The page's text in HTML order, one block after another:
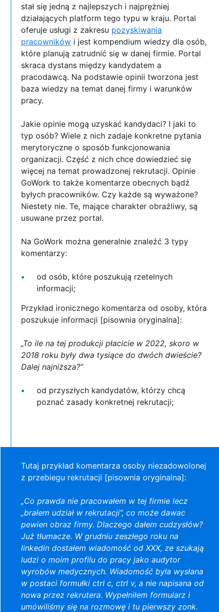
stał się jedną z najlepszych i najprężniej
działających platform tego typu w kraju. Portal
oferuje usługi z zakresu pozyskiwania
pracowników i jest kompendium wiedzy dla osób,
które planują zatrudnić się w danej firmie. Portal
skraca dystans między kandydatem a
pracodawcą. Na podstawie opinii tworzona jest
baza wiedzy na temat danej firmy i warunków
pracy.
Jakie opinie mogą uzyskać kandydaci? I jaki to
typ osób? Wiele z nich zadaje konkretne pytania
merytoryczne o sposób funkcjonowania
organizacji. Część z nich chce dowiedzieć się
więcej na temat prowadzonej rekrutacji. Opinie
GoWork to także komentarze obecnych bądź
byłych pracowników. Czy każde są wyważone?
Niestety nie. Te, mające charakter obraźliwy, są
usuwane przez portal.
Na GoWork można generalnie znaleźć 3 typy
komentarzy:
od osób, które poszukują rzetelnych
informacji;
Przykład ironicznego komentarza od osoby, która
poszukuje informacji [pisownia oryginalna]:
„To ile na tej produkcji płacicie w 2022, skoro w
2018 roku były dwa tysiące do dwóch dwieście?
Dalej najniższa?”
od przyszłych kandydatów, którzy chcą
poznać zasady konkretnej rekrutacji;
Tutaj przykład komentarza osoby niezadowolonej
z przebiegu rekrutacji [pisownia oryginalna]:
„Co prawda nie pracowałem w tej firmie lecz
„brałem udział w rekrutacji”, co może dawac
pewien obraz firmy. Dlaczego dałem cudzysłów?
Już tłumacze. W grudniu zeszłego roku na
linkedin dostałem wiadomość od XXX, ze szukają
ludzi o moim profilu do pracy jako audytor
wyrobów medycznych. Wiadomość była wysłana
w postaci formułki ctrl c, ctrl v, a nie napisana od
nowa przez rekrutera. Wypełniłem formularz i
umówiliśmy się na rozmowę i tu pierwszy zonk.